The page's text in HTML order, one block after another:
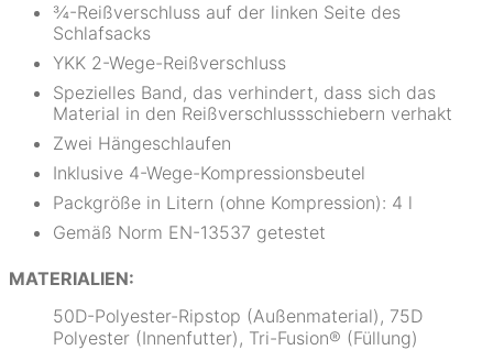
¾-Reißverschluss auf der linken Seite des
Schlafsacks
YKK 2-Wege-Reißverschluss
Spezielles Band, das verhindert, dass sich das
Material in den Reißverschlussschiebern verhakt
Zwei Hängeschlaufen
Inklusive 4-Wege-Kompressionsbeutel
Packgröße in Litern (ohne Kompression): 4 l
Gemäß Norm EN-13537 getestet
MATERIALIEN:
50D-Polyester-Ripstop (Außenmaterial), 75D
Polyester (Innenfutter), Tri-Fusion® (Füllung)